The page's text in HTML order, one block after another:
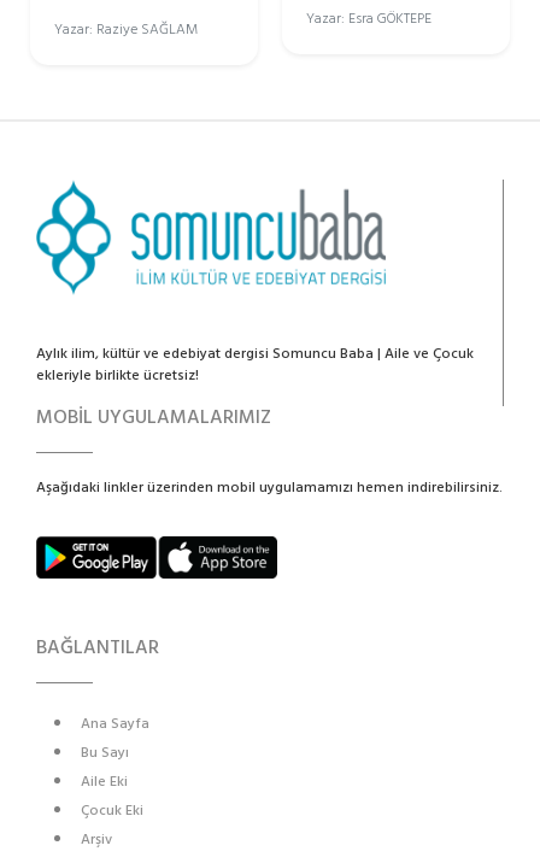
Yazar: Raziye SAĞLAM
Yazar: Esra GÖKTEPE
Aylık ilim, kültür ve edebiyat dergisi Somuncu Baba | Aile ve Çocuk
ekleriyle birlikte ücretsiz!
MOBİL UYGULAMALARIMIZ
Aşağıdaki linkler üzerinden mobil uygulamamızı hemen indirebilirsiniz.
BAĞLANTILAR
Ana Sayfa
Bu Sayı
Aile Eki
Çocuk Eki
Arşiv